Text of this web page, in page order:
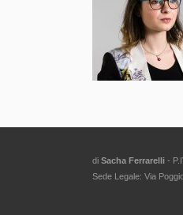
di Sacha Ferrarelli -
Sede Legale: Via